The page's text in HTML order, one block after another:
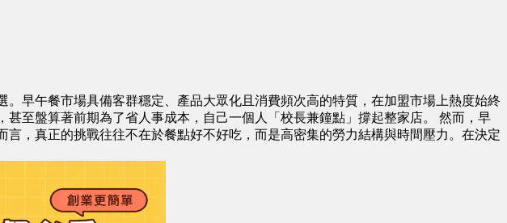
早午餐市場具備客群穩定、產品大眾化且消費頻次高的特質，在加盟市場上熱度始終
至盤算著前期為了省人事成本，自己一個人「校長兼鐘點」撐起整家店。 然而，早
，真正的挑戰往往不在於餐點好不好吃，而是高密集的勞力結構與時間壓力。在決定